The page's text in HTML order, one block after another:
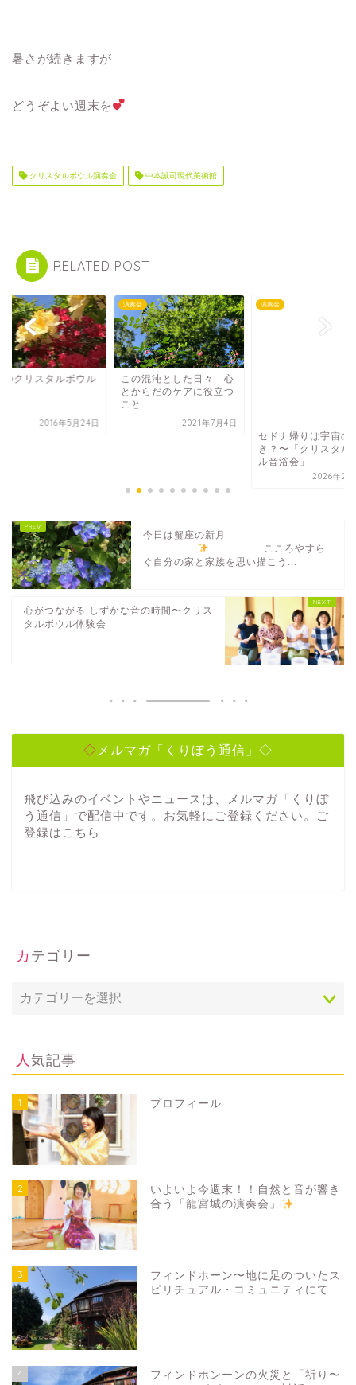
暑さが続きますが
どうぞよい週末を
クリスタルボウル演奏会 中本誠司現代美術館
RELATED POST
のクリスタルボウル
2016年5月24日
演奏会
この混沌とした日々 心
とからだのケアに役立つ
こと
2021年7月4日
演奏会
セドナ帰りは宇宙の
き？〜「クリスタル
ル音浴会」
2026年2
今日は蟹座の新月
こころやすら
ぐ自分の家と家族を思い描こう...
心がつながる しずかな音の時間〜クリス
タルボウル体験会
◇メルマガ「くりぼう通信」◇
飛び込みのイベントやニュースは、メルマガ「くりぼ
う通信」で配信中です。お気軽にご登録ください。ご
登録は こちら
カテゴリー
人気記事
1 プロフィール
2
いよいよ今週末！！自然と音が響き
合う「龍宮城の演奏会」
3
フィンドホーン〜地に足のついたス
ピリチュアル・コミュニティにて
4
フィンドホンーンの火災と「祈り〜